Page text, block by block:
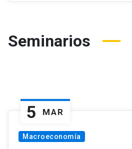
Seminarios
5 MAR
Macroeconomía